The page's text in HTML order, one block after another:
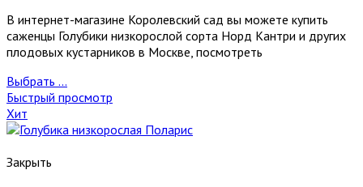
В интернет-магазине Королевский сад вы можете купить
саженцы Голубики низкорослой сорта Норд Кантри и других
плодовых кустарников в Москве, посмотреть
Выбрать ...
Быстрый просмотр
Хит
Закрыть